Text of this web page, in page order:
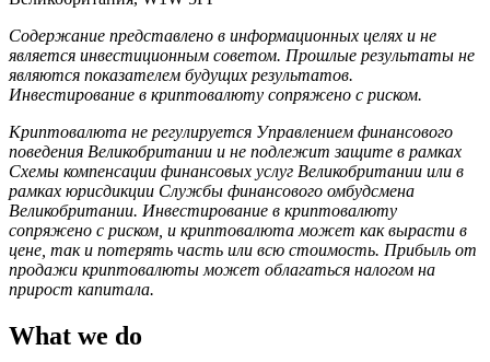
Содержание представлено в информационных целях и не
является инвестиционным советом. Прошлые результаты не
являются показателем будущих результатов.
Инвестирование в криптовалюту сопряжено с риском.
Криптовалюта не регулируется Управлением финансового
поведения Великобритании и не подлежит защите в рамках
Схемы компенсации финансовых услуг Великобритании или в
рамках юрисдикции Службы финансового омбудсмена
Великобритании. Инвестирование в криптовалюту
сопряжено с риском, и криптовалюта может как вырасти в
цене, так и потерять часть или всю стоимость. Прибыль от
продажи криптовалюты может облагаться налогом на
прирост капитала.
What we do